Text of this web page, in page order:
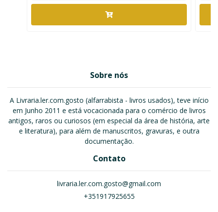
Sobre nós
A Livraria.ler.com.gosto (alfarrabista - livros usados), teve início
em Junho 2011 e está vocacionada para o comércio de livros
antigos, raros ou curiosos (em especial da área de história, arte
e literatura), para além de manuscritos, gravuras, e outra
documentação.
Contato
livraria.ler.com.gosto@gmail.com
+351917925655